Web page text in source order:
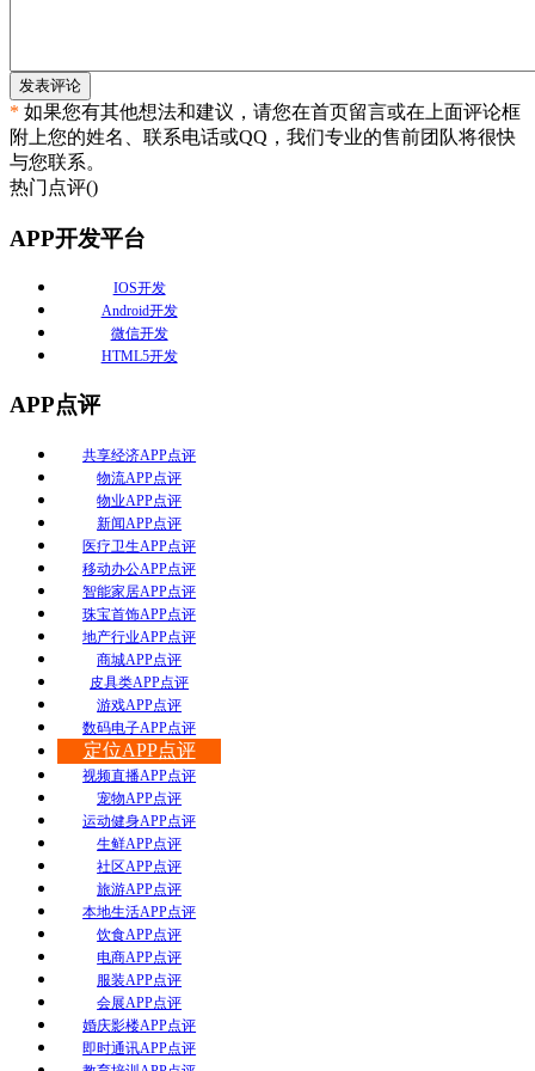
发表评论
* 如果您有其他想法和建议，请您在首页留言或在上面评论框
附上您的姓名、联系电话或QQ，我们专业的售前团队将很快
与您联系。
热门点评()
APP开发平台
IOS开发
Android开发
微信开发
HTML5开发
APP点评
共享经济APP点评
物流APP点评
物业APP点评
新闻APP点评
医疗卫生APP点评
移动办公APP点评
智能家居APP点评
珠宝首饰APP点评
地产行业APP点评
商城APP点评
皮具类APP点评
游戏APP点评
数码电子APP点评
定位APP点评
视频直播APP点评
宠物APP点评
运动健身APP点评
生鲜APP点评
社区APP点评
旅游APP点评
本地生活APP点评
饮食APP点评
电商APP点评
服装APP点评
会展APP点评
婚庆影楼APP点评
即时通讯APP点评